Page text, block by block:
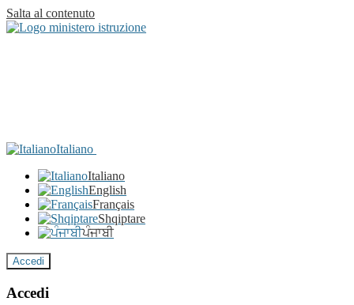
Salta al contenuto
Italiano
Italiano
English
Français
Shqiptare
ਪੰਜਾਬੀ
Accedi
Accedi